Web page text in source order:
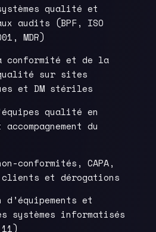
qualité et
audits (BPF, ISO
MDR)
conformité et de la
sur sites
et DM stériles
qualité en
du
conformités, CAPA,
clients et dérogations
et
systèmes informatisés